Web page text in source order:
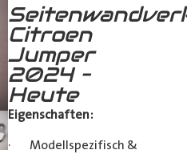
Citroen
Jumper
2024 –
Heute
Eigenschaften:
· Modellspezifisch &